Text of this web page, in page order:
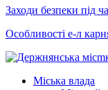
Заходи безпеки під
Особливості е-л
Міська влада